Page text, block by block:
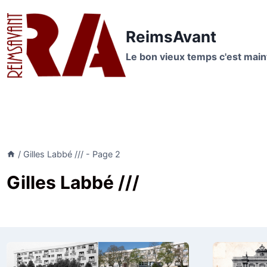
au
contenu
ReimsAvant
Le bon vieux temps c'est
/ Gilles Labbé ///- Page 2
Gilles Labbé ///